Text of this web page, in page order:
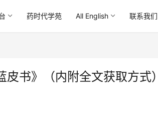
药时代学苑 All English 联系我们
书》（内附全文获取方式